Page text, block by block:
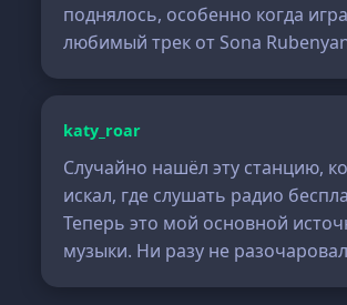
поднялось, особенно когда
любимый трек от Sona
katy_roar
Случайно нашёл эту станцию,
искал, где слушать радио
Теперь это мой основной
музыки. Ни разу не